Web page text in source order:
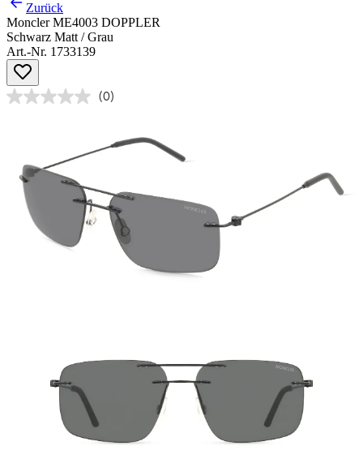
Zurück
Moncler ME4003 DOPPLER
Schwarz Matt / Grau
Art.-Nr. 1733139
(0)